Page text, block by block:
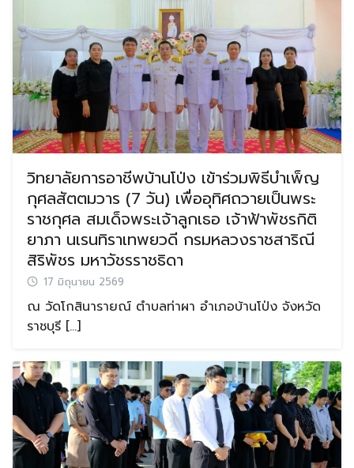
วิทยาลัยการอาชีพบ้านโป่ง เข้าร่วมพิธีบำเพ็ญ
กุศลสัตตมวาร (7 วัน) เพื่ออุทิศถวายเป็นพระ
ราชกุศล สมเด็จพระเจ้าลูกเธอ เจ้าฟ้าพัชรกิติ
ยาภา นเรนทิราเทพยวดี กรมหลวงราชสาริณี
สิริพัชร มหาวัชรราชธิดา
17 มิถุนายน 2569
ณ วัดโกสินารายณ์ ตำบลท่าผา อำเภอบ้านโป่ง จังหวัด
ราชบุรี […]